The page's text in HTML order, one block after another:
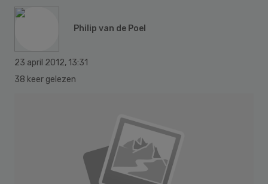
Philip van de Poel
23 april 2012, 13:31
38 keer gelezen